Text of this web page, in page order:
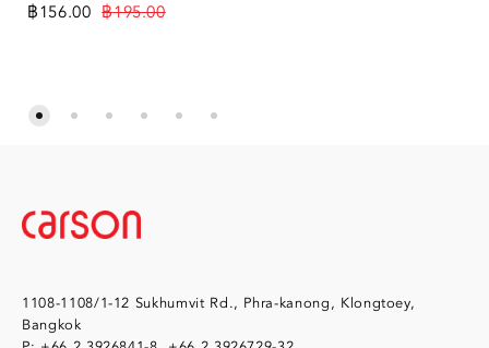
฿156.00 ฿195.00
1108-1108/1-12 Sukhumvit Rd., Phra-kanong, Klongtoey,
Bangkok